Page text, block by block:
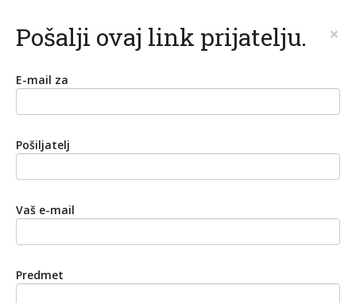
Pošalji ovaj link prijatelju. ×
E-mail za
Pošiljatelj
Vaš e-mail
Predmet